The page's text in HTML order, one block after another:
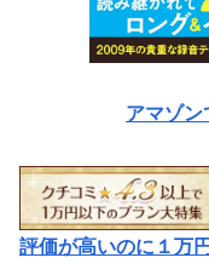
アマゾン
評価が高いのに１万